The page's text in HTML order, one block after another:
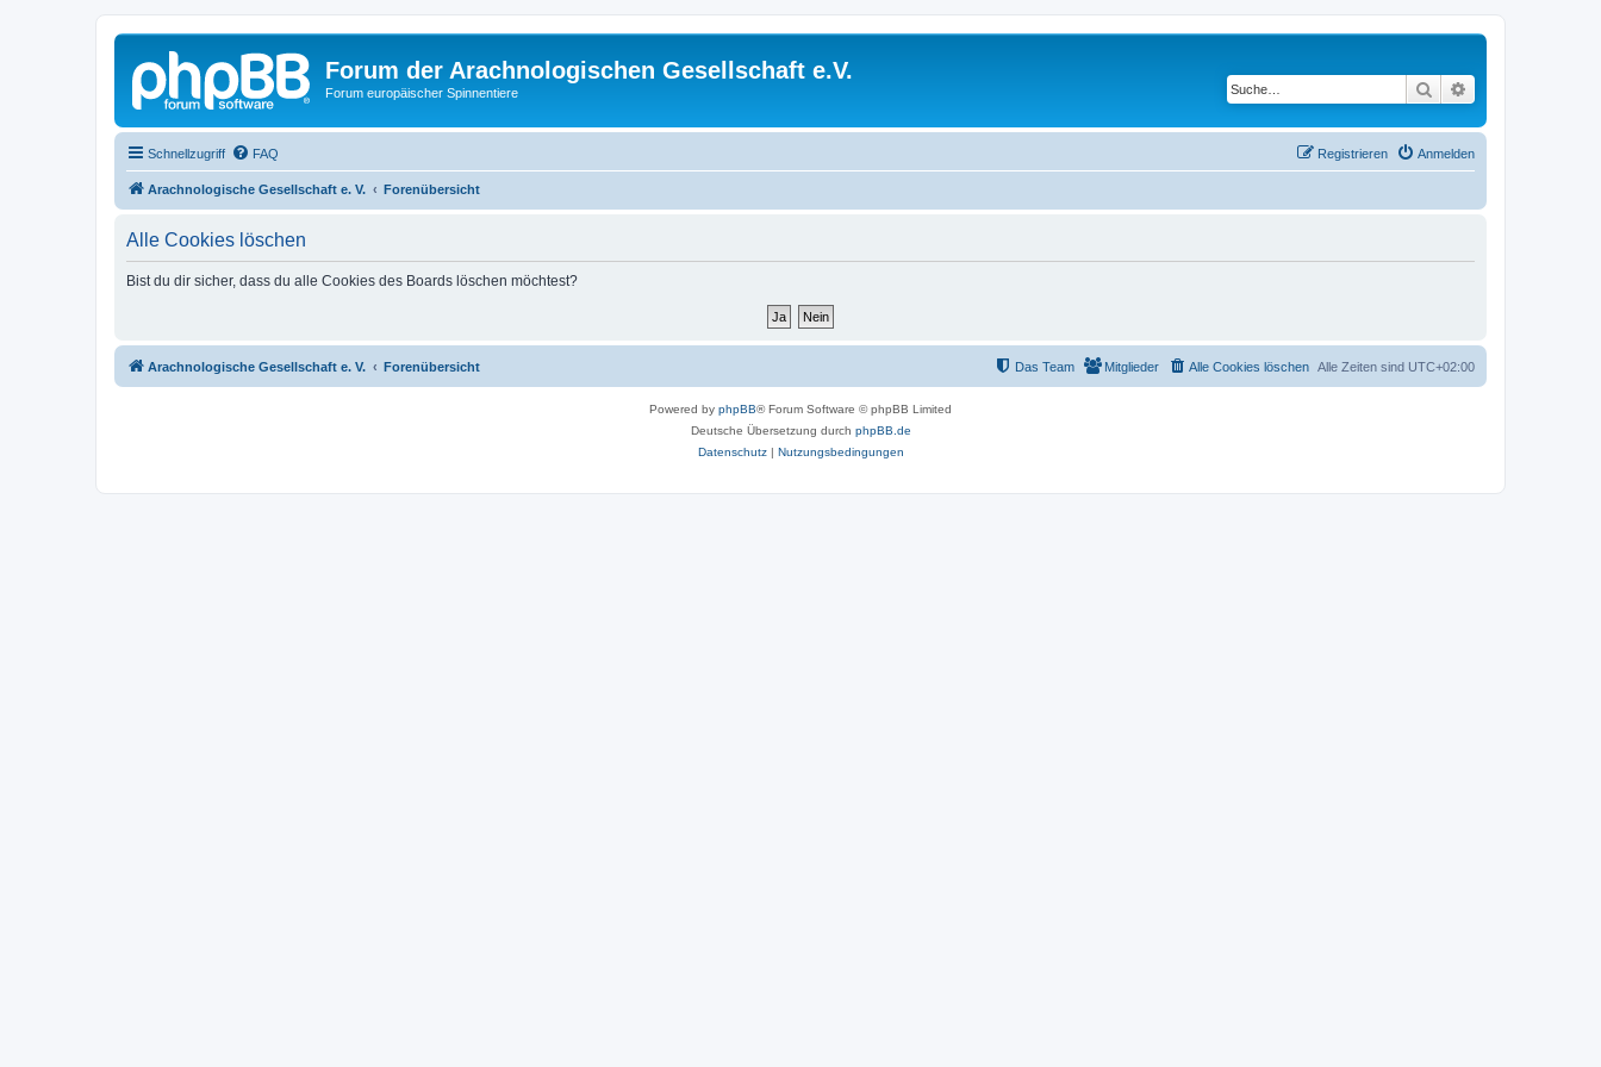
Forum der Arachnologischen Gesellschaft e.V.
Forum europäischer Spinnentiere Suche
Schnellzugriff FAQ Anmelden
Registrieren
Arachnologische Gesellschaft e. V. Forenübersicht
Alle Cookies löschen
Bist du dir sicher, dass du alle Cookies des Boards löschen möchtest?
Arachnologische Gesellschaft e. V. Forenübersicht Alle Zeiten sind UTC+02:00
Alle Cookies löschen
Mitglieder
Das Team
Powered by phpBB® Forum Software © phpBB Limited
Deutsche Übersetzung durch phpBB.de
Datenschutz| Nutzungsbedingungen